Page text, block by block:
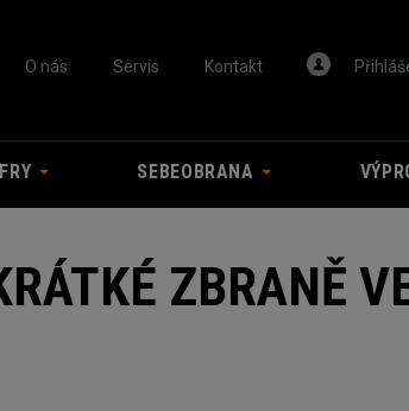
O nás Servis Kontakt
SEBEOBRANA
ZBRANĚ